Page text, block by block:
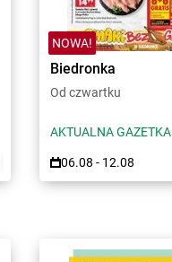
NOWA!
Biedronka
Od czwartku
AKTUALNA GAZETKA
06.08 - 12.08